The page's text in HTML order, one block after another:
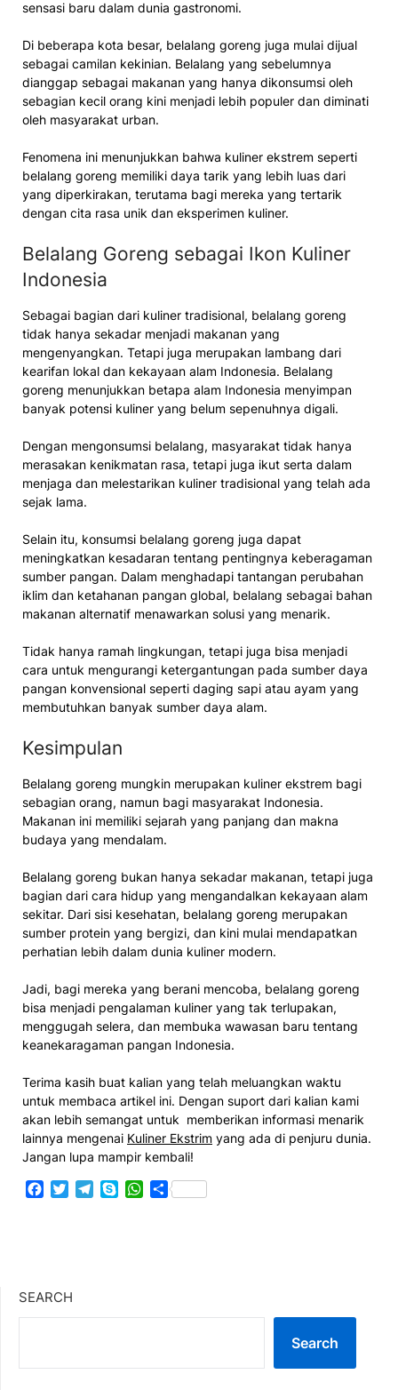
sensasi baru dalam dunia gastronomi.
Di beberapa kota besar, belalang goreng juga mulai dijual
sebagai camilan kekinian. Belalang yang sebelumnya
dianggap sebagai makanan yang hanya dikonsumsi oleh
sebagian kecil orang kini menjadi lebih populer dan diminati
oleh masyarakat urban.
Fenomena ini menunjukkan bahwa kuliner ekstrem seperti
belalang goreng memiliki daya tarik yang lebih luas dari
yang diperkirakan, terutama bagi mereka yang tertarik
dengan cita rasa unik dan eksperimen kuliner.
Belalang Goreng sebagai Ikon Kuliner
Indonesia
Sebagai bagian dari kuliner tradisional, belalang goreng
tidak hanya sekadar menjadi makanan yang
mengenyangkan. Tetapi juga merupakan lambang dari
kearifan lokal dan kekayaan alam Indonesia. Belalang
goreng menunjukkan betapa alam Indonesia menyimpan
banyak potensi kuliner yang belum sepenuhnya digali.
Dengan mengonsumsi belalang, masyarakat tidak hanya
merasakan kenikmatan rasa, tetapi juga ikut serta dalam
menjaga dan melestarikan kuliner tradisional yang telah ada
sejak lama.
Selain itu, konsumsi belalang goreng juga dapat
meningkatkan kesadaran tentang pentingnya keberagaman
sumber pangan. Dalam menghadapi tantangan perubahan
iklim dan ketahanan pangan global, belalang sebagai bahan
makanan alternatif menawarkan solusi yang menarik.
Tidak hanya ramah lingkungan, tetapi juga bisa menjadi
cara untuk mengurangi ketergantungan pada sumber daya
pangan konvensional seperti daging sapi atau ayam yang
membutuhkan banyak sumber daya alam.
Kesimpulan
Belalang goreng mungkin merupakan kuliner ekstrem bagi
sebagian orang, namun bagi masyarakat Indonesia.
Makanan ini memiliki sejarah yang panjang dan makna
budaya yang mendalam.
Belalang goreng bukan hanya sekadar makanan, tetapi juga
bagian dari cara hidup yang mengandalkan kekayaan alam
sekitar. Dari sisi kesehatan, belalang goreng merupakan
sumber protein yang bergizi, dan kini mulai mendapatkan
perhatian lebih dalam dunia kuliner modern.
Jadi, bagi mereka yang berani mencoba, belalang goreng
bisa menjadi pengalaman kuliner yang tak terlupakan,
menggugah selera, dan membuka wawasan baru tentang
keanekaragaman pangan Indonesia.
Terima kasih buat kalian yang telah meluangkan waktu
untuk membaca artikel ini. Dengan suport dari kalian kami
akan lebih semangat untuk memberikan informasi menarik
lainnya mengenai Kuliner Ekstrim yang ada di penjuru dunia.
Jangan lupa mampir kembali!
Facebook
TwitterTelegram
SkypeWhatsApp
Share
SEARCH
Search